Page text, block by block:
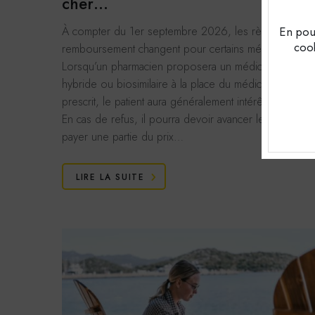
À compter du 1er septembre 2026, les règles de
remboursement changent pour certains médicaments.
Lorsqu’un pharmacien proposera un médicament
hybride ou biosimilaire à la place du médicament
prescrit, le patient aura généralement intérêt à
En cas de refus, il pourra devoir avancer les frais et
payer une partie du prix…
LIRE LA SUITE
En
Ces
En
des